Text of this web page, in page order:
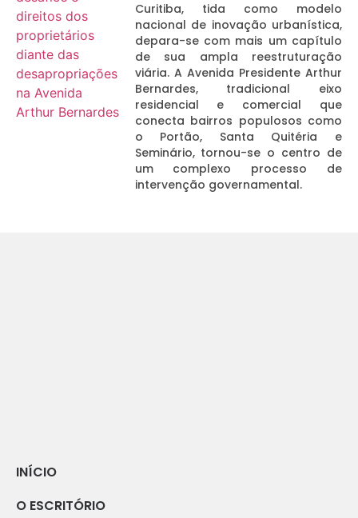
Curitiba, tida como modelo
nacional de inovação urbanística,
depara-se com mais um capítulo
de sua ampla reestruturação
viária. A Avenida Presidente Arthur
Bernardes, tradicional eixo
residencial e comercial que
conecta bairros populosos como
o Portão, Santa Quitéria e
Seminário, tornou-se o centro de
um complexo processo de
intervenção governamental.
INÍCIO
O ESCRITÓRIO